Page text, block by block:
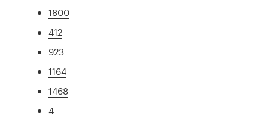
1800
412
923
1164
1468
4